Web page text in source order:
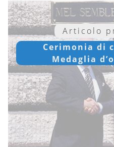
Articolo
Cerimonia di
Medaglia